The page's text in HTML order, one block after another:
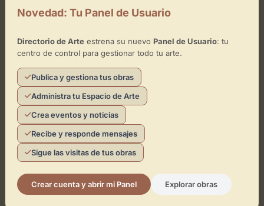
Ubicación de Villa del Arte
Galleries Barcelona (at Mandarin
Oriental)
Cómo llegar
Novedad: Tu Panel de Usuario
Directorio de Arteestrena su nuevo Panel de Usuario: tu
centro de control para gestionar todo tu arte.
Publica y gestiona tus obras
Administra tu Espacio de Arte
Crea eventos y noticias
Recibe y responde mensajes
Sigue las visitas de tus obras
Crear cuenta y abrir mi Panel Explorar obras